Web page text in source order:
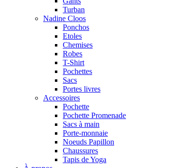
Turban
Nadine Cloos
Ponchos
Etoles
Chemises
Robes
T-Shirt
Pochettes
Sacs
Portes livres
Accessoires
Pochette
Pochette Promenade
Sacs à main
Porte-monnaie
Noeuds Papillon
Chaussures
Tapis de Yoga